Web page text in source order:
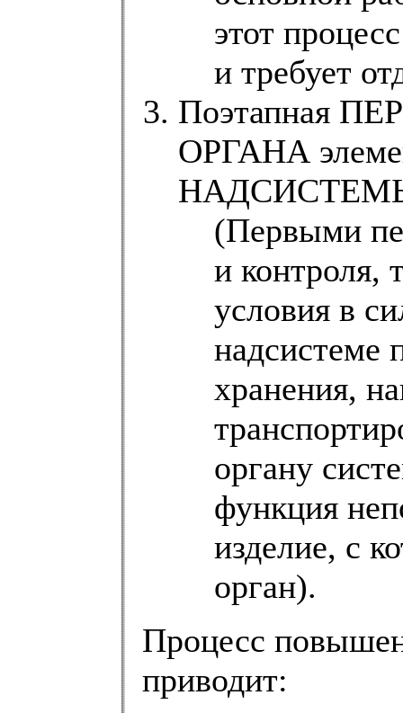
этот
и требует
Поэтапная
ОРГАНА
(Первыми
и контроля,
условия в
надсистеме
хранения,
органу
функция
изделие, с
орган).
Процесс
приводит: